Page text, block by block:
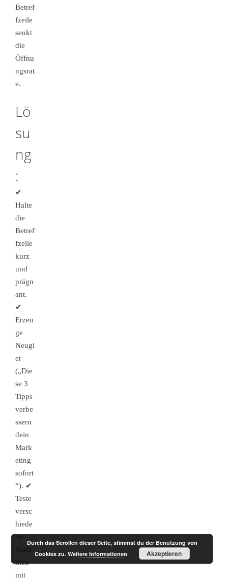
Betref
fzeile
senkt
die
Öffnu
ngsrat
e.
Lö
su
ng
:
✔
Halte
die
Betref
fzeile
kurz
und
prägn
ant.
✔
Erzeu
ge
Neugi
er
(„Die
se 3
Tipps
verbe
ssern
dein
Mark
eting
sofort
“). ✔
Teste
versc
hiede
ne
Varia
nten
mit
Durch das Scrollen dieser Seite, stimmst du der Benutzung von
Cookies zu. Weitere Informationen Akzeptieren